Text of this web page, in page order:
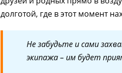
долготой, где в этот момент
Не забудьте и сами
экипажа – им будет